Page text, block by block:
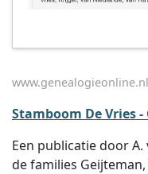
Stamboom De Vries
Een publicatie door
de families